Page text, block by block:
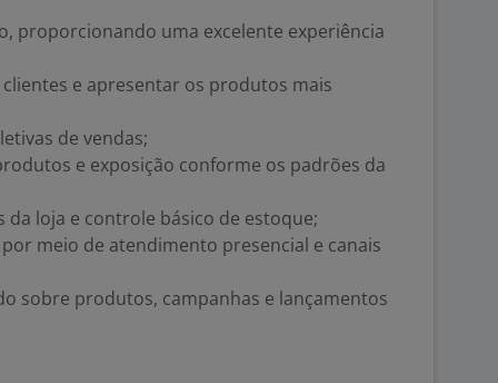
proporcionando uma excelente experiência
e apresentar os produtos mais
de vendas;
e exposição conforme os padrões da
loja e controle básico de estoque;
meio de atendimento presencial e canais
sobre produtos, campanhas e lançamentos